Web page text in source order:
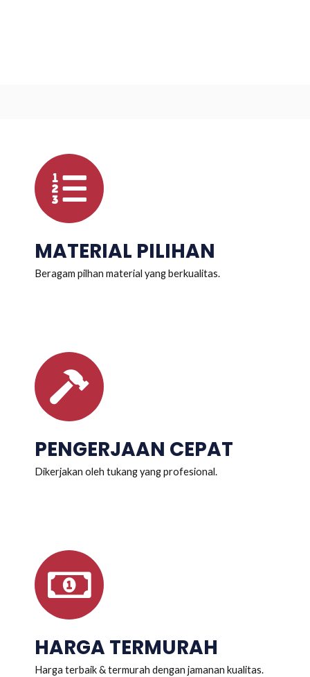
MATERIAL PILIHAN
Beragam pilhan material yang berkualitas.
PENGERJAAN CEPAT
Dikerjakan oleh tukang yang profesional.
HARGA TERMURAH
Harga terbaik & termurah dengan jamanan kualitas.